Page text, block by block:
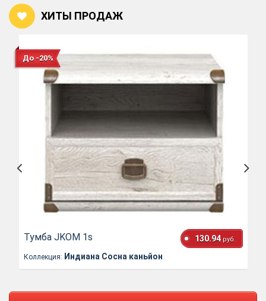
ХИТЫ ПРОДАЖ
До -20%
Тумба JKOM 1s 130.94 руб.
Коллекция: Индиана Сосна каньйон